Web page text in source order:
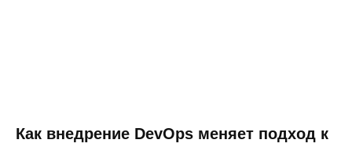
Как внедрение DevOps меняет подход к